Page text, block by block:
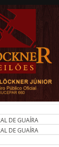
DE GUAÍRA
DE GUAÍRA